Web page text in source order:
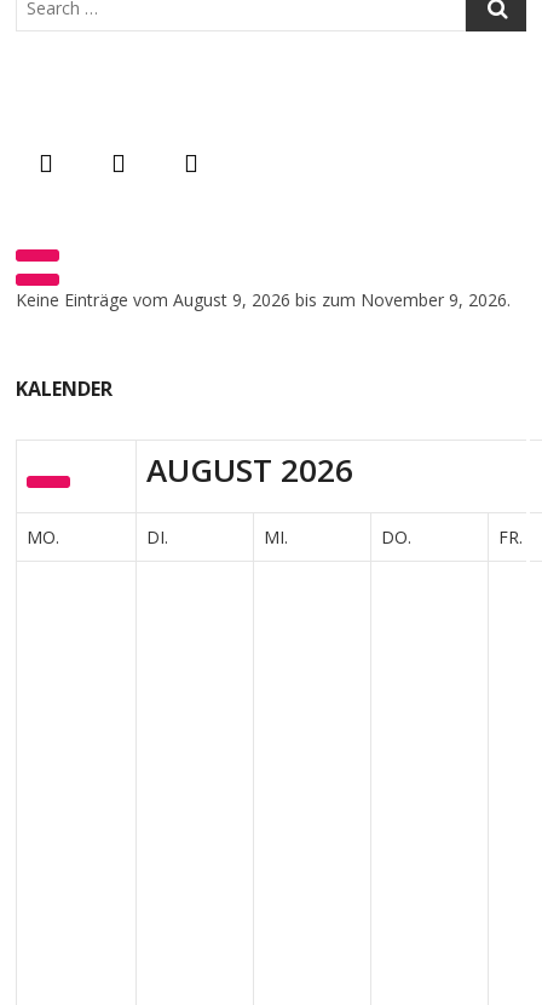
Keine Einträge vom August 9, 2026 bis zum November 9, 2026.
KALENDER
AUGUST 2026
MO. DI. MI. DO. FR.